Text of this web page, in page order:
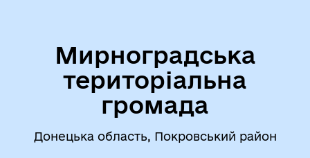
Мирноградська
територіальна
громада
Донецька область, Покровський район